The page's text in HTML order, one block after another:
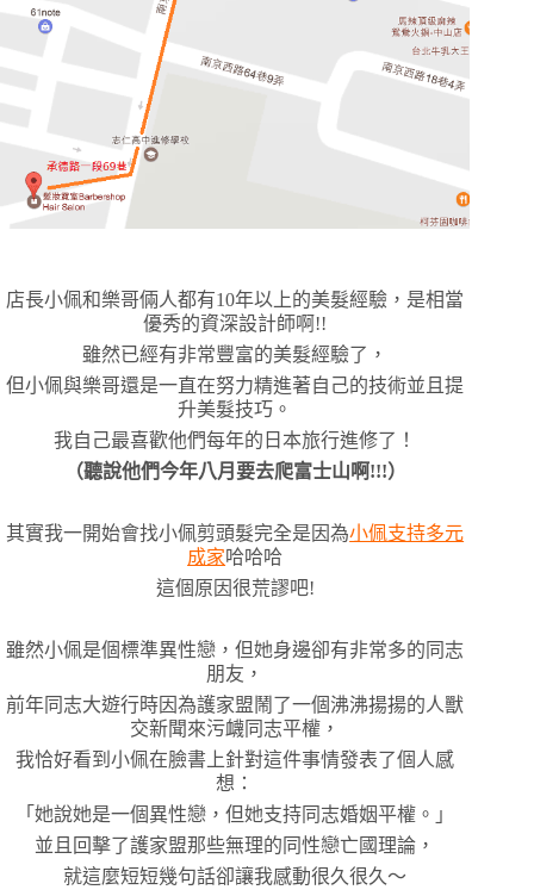
店長小佩和樂哥倆人都有10年以上的美髮經驗，是相當
優秀的資深設計師啊!!
雖然已經有非常豐富的美髮經驗了，
但小佩與樂哥還是一直在努力精進著自己的技術並且提
升美髮技巧。
我自己最喜歡他們每年的日本旅行進修了！
（聽說他們今年八月要去爬富士山啊!!!）
其實我一開始會找小佩剪頭髮完全是因為小佩支持多元
成家哈哈哈
這個原因很荒謬吧!
雖然小佩是個標準異性戀，但她身邊卻有非常多的同志
朋友，
前年同志大遊行時因為護家盟鬧了一個沸沸揚揚的人獸
交新聞來污衊同志平權，
我恰好看到小佩在臉書上針對這件事情發表了個人感
想：
｢她說她是一個異性戀，但她支持同志婚姻平權。｣
並且回擊了護家盟那些無理的同性戀亡國理論，
就這麼短短幾句話卻讓我感動很久很久～